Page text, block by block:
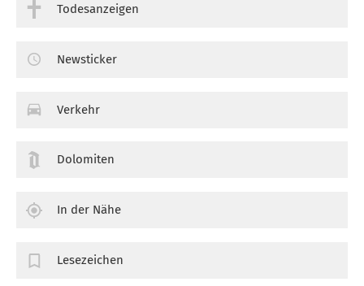
Todesanzeigen
Newsticker
Verkehr
Dolomiten
In der Nähe
Lesezeichen